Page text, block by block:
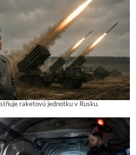
raketovú jednotku v Rusku.